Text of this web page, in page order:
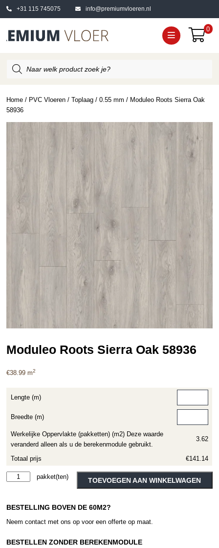
+31 115 745075 info@premiumvloeren.nl
0
zoeken
Home / PVC Vloeren /Toplaag /0.55 mm / Moduleo Roots Sierra Oak
58936
Moduleo Roots Sierra Oak 58936
€38.99 m2
Lengte (m)
Breedte (m)
Werkelijke Oppervlakte (pakketten) (m2) Deze waarde
veranderd alleen als u de berekenmodule gebruikt.
3.62
Totaal prijs €141.14
Moduleo
Oak
58936
TOEVOEGEN AAN WINKELWAGEN
Alternative:
BESTELLING BOVEN DE 60M2?
Neem contact met ons op voor een offerte op maat.
BESTELLEN ZONDER BEREKENMODULE